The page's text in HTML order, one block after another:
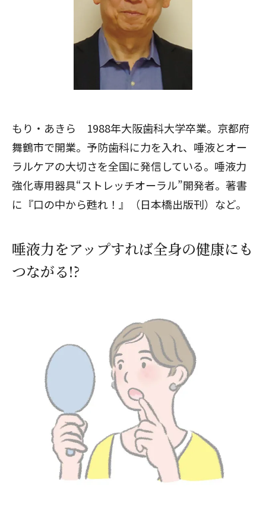
もり・あきら 1988年大阪歯科大学卒業。京都府
舞鶴市で開業。予防歯科に力を入れ、唾液とオー
ラルケアの大切さを全国に発信している。唾液力
強化専用器具“ストレッチオーラル”開発者。著書
に『口の中から甦れ！』（日本橋出版刊）など。
唾液力をアップすれば全身の健康にも
つながる!?